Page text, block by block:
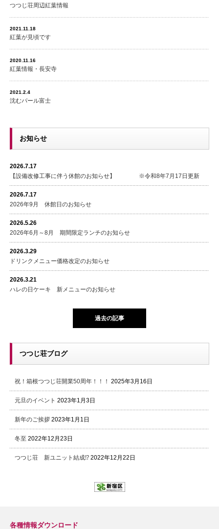
つつじ荘周辺紅葉情報
2021.11.18
紅葉が見頃です
2020.11.16
紅葉情報・長安寺
2021.2.4
沈むパール富士
お知らせ
2026.7.17
【設備改修工事に伴う休館のお知らせ】 ※令和8年7月17日更新
2026.7.17
2026年9月 休館日のお知らせ
2026.5.26
2026年6月～8月 期間限定ランチのお知らせ
2026.3.29
ドリンクメニュー価格改定のお知らせ
2026.3.21
ハレの日ケーキ 新メニューのお知らせ
過去の記事
つつじ荘ブログ
祝！箱根つつじ荘開業50周年！！！ 2025年3月16日
元旦のイベント 2023年1月3日
新年のご挨拶 2023年1月1日
冬至 2022年12月23日
つつじ荘 新ユニット結成⁉ 2022年12月22日
各種情報ダウンロード